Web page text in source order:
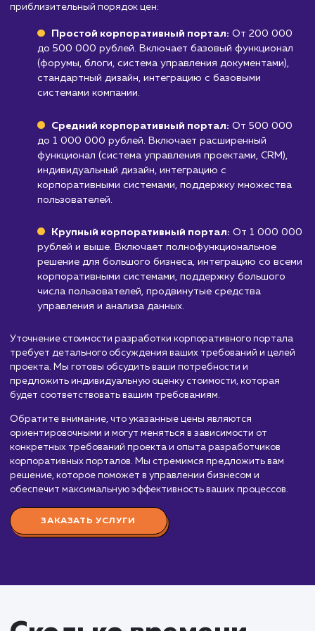
обновление корпоративного портала могут
потребовать значительных технических
ресурсов и специалистов.
Узнать почему
Стоимость разработки
корпоративного
от 200 000 руб.
Мы предлагаем услуги по разработке корпоративных
процессы вашей организации, облегчить коммуникацию
сотрудниками и управление корпоративной
Стоимость разработки корпоративного портала зависит
множества факторов, включая сложность функционала,
необходимость интеграции с другими системами,
пользователей и опыт команды разработчиков. Вот
приблизительный порядок цен:
Простой корпоративный портал:От 200
до 500 000 рублей. Включает базовый
(форумы, блоги, система управления
стандартный дизайн, интеграцию с базовыми
системами компании.
корпоративными системами, поддержку